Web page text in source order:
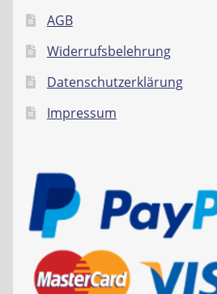
AGB
Widerrufsbelehrung
Datenschutzerklärung
Impressum